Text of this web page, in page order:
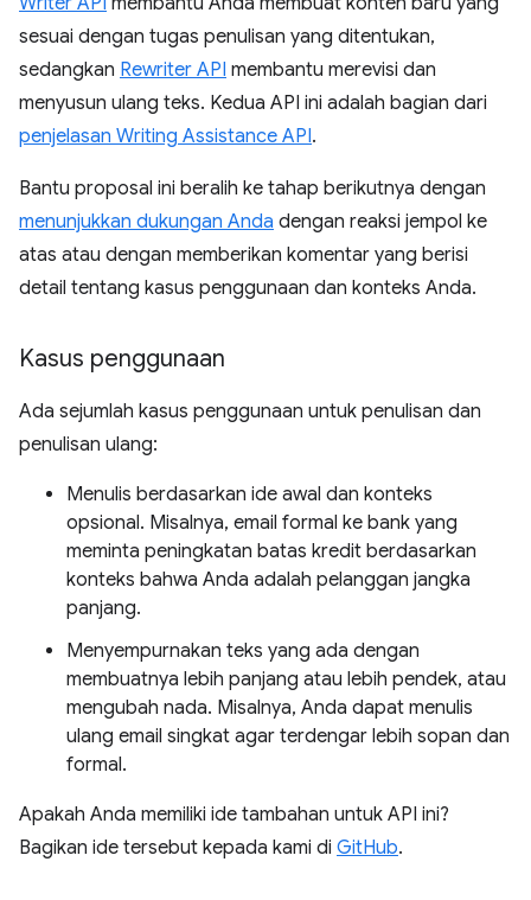
sesuai dengan tugas penulisan yang ditentukan,
sedangkan Rewriter API membantu merevisi dan
menyusun ulang teks. Kedua API ini adalah bagian dari
penjelasan Writing Assistance API.
Bantu proposal ini beralih ke tahap berikutnya dengan
menunjukkan dukungan Anda dengan reaksi jempol ke
atas atau dengan memberikan komentar yang berisi
detail tentang kasus penggunaan dan konteks Anda.
Kasus penggunaan
Ada sejumlah kasus penggunaan untuk penulisan dan
penulisan ulang:
Menulis berdasarkan ide awal dan konteks
opsional. Misalnya, email formal ke bank yang
meminta peningkatan batas kredit berdasarkan
konteks bahwa Anda adalah pelanggan jangka
panjang.
Menyempurnakan teks yang ada dengan
membuatnya lebih panjang atau lebih pendek, atau
mengubah nada. Misalnya, Anda dapat menulis
ulang email singkat agar terdengar lebih sopan dan
formal.
Apakah Anda memiliki ide tambahan untuk API ini?
Bagikan ide tersebut kepada kami di GitHub.